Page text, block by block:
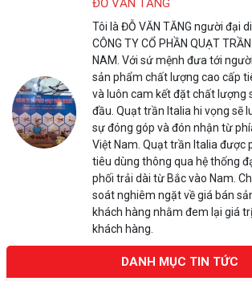
ĐỖ VĂN TĂNG
Tôi là ĐỖ VĂN TĂNG người đại
CÔNG TY CỔ PHẦN QUẠT
NAM. Với sứ mệnh đưa tới
sản phẩm chất lượng cao cấp
và luôn cam kết đặt chất lượng
đầu. Quạt trần Italia hi vọng sẽ
sự đóng góp và đón nhận từ
Việt Nam. Quạt trần Italia được
tiêu dùng thông qua hệ thống
phối trải dài từ Bắc vào Nam.
soát nghiêm ngặt về giá bán
khách hàng nhằm đem lại giá
khách hàng.
DANH MỤC TIN TỨC